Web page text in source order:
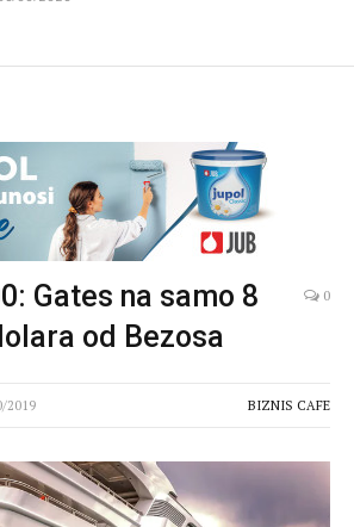
Gates na samo 8
od Bezosa
0
2019 BIZNIS CAFE